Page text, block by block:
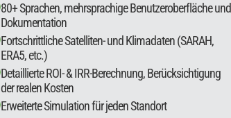
80+ Sprachen, mehrsprachige Benutzeroberfläche und
Dokumentation
Fortschrittliche Satelliten- und Klimadaten (SARAH,
ERA5, etc.)
Detaillierte ROI- & IRR-Berechnung, Berücksichtigung
der realen Kosten
Erweiterte Simulation für jeden Standort